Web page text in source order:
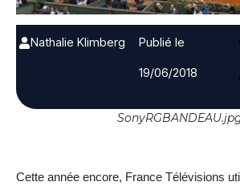
Nathalie Klimberg
Publié le
19/06/2018
Cette année encore, France Télévisions